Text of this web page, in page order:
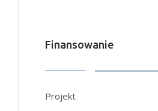
Finansowanie
Projekt